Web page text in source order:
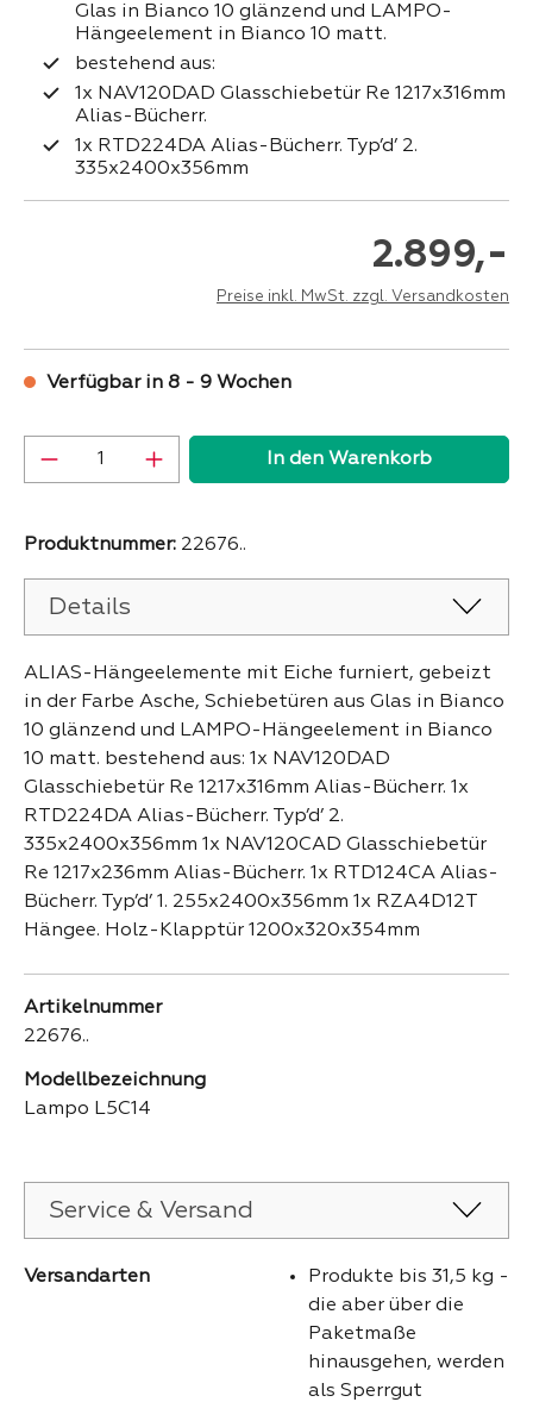
Glas in Bianco 10 glänzend und LAMPO-
Hängeelement in Bianco 10 matt.
bestehend aus:
1x NAV120DAD Glasschiebetür Re 1217x316mm
Alias-Bücherr.
1x RTD224DA Alias-Bücherr. Typ’d’ 2.
335x2400x356mm
2.899,-
Preise inkl. MwSt. zzgl. Versandkosten
Verfügbar in 8 - 9 Wochen
Produkt Anzahl: Gib den gewünschten
In den Warenkorb
Produktnummer: 22676..
Details
ALIAS-Hängeelemente mit Eiche furniert, gebeizt
in der Farbe Asche, Schiebetüren aus Glas in Bianco
10 glänzend und LAMPO-Hängeelement in Bianco
10 matt. bestehend aus: 1x NAV120DAD
Glasschiebetür Re 1217x316mm Alias-Bücherr. 1x
RTD224DA Alias-Bücherr. Typ’d’ 2.
335x2400x356mm 1x NAV120CAD Glasschiebetür
Re 1217x236mm Alias-Bücherr. 1x RTD124CA Alias-
Bücherr. Typ’d’ 1. 255x2400x356mm 1x RZA4D12T
Hängee. Holz-Klapptür 1200x320x354mm
Artikelnummer
22676..
Modellbezeichnung
Lampo L5C14
Service & Versand
Versandarten
Produkte bis 31,5 kg -
die aber über die
Paketmaße
hinausgehen, werden
als Sperrgut